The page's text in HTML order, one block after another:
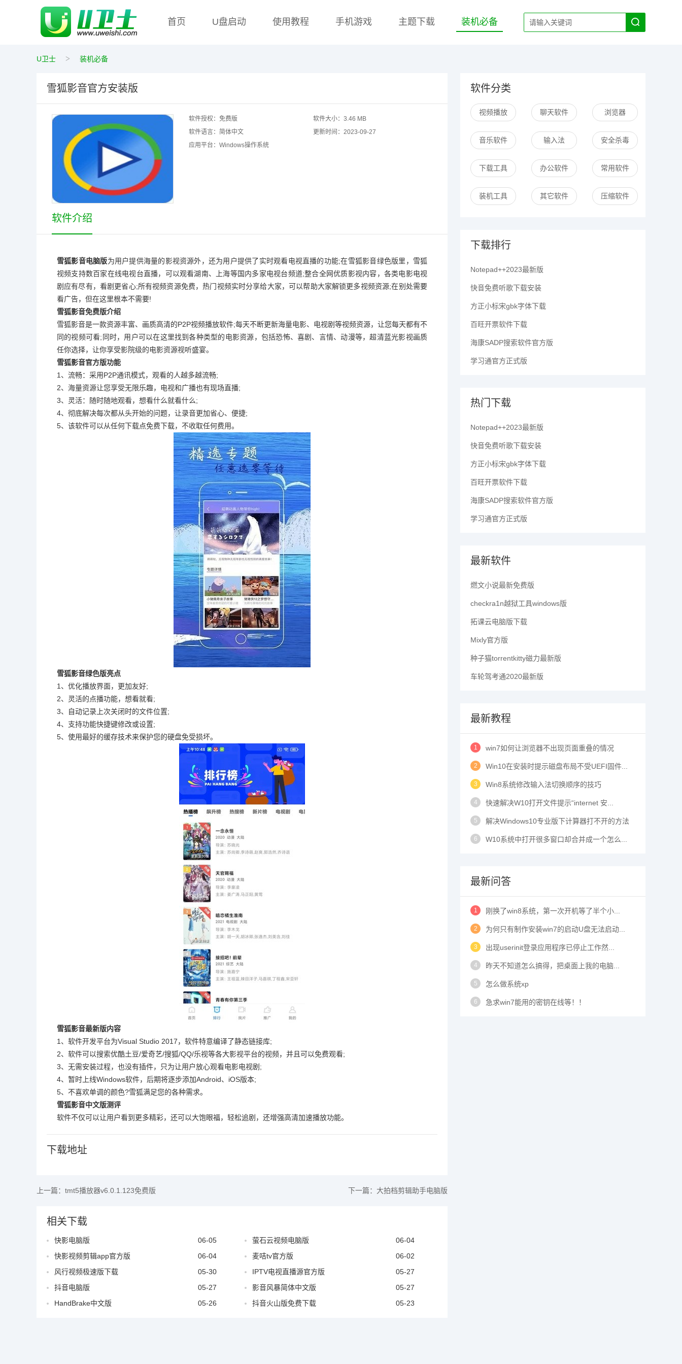
首页 U盘启动 使用教程 手机游戏 主题下载 装机必备
U卫士 > 装机必备
雪狐影音官方安装版
软件授权： 免费版 软件大小： 3.46 MB
软件语言： 简体中文 更新时间： 2023-09-27
应用平台： Windows操作系统
软件介绍
雪狐影音电脑版为用户提供海量的影视资源外，还为用户提供了实时观看电视直播的功能;在雪狐影音绿色版里，雪狐
视频支持数百家在线电视台直播，可以观看湖南、上海等国内多家电视台频道;整合全网优质影视内容，各类电影电视
剧应有尽有，看剧更省心;所有视频资源免费，热门视频实时分享给大家，可以帮助大家解锁更多视频资源;在别处需要
看广告，但在这里根本不需要!
雪狐影音免费版介绍
雪狐影音是一款资源丰富、画质高清的P2P视频播放软件;每天不断更新海量电影、电视剧等视频资源，让您每天都有不
同的视频可看;同时，用户可以在这里找到各种类型的电影资源，包括恐怖、喜剧、言情、动漫等，超清蓝光影视画质
任你选择，让你享受影院级的电影资源视听盛宴。
雪狐影音官方版功能
1、流畅：采用P2P通讯模式，观看的人越多越流畅;
2、海量资源让您享受无限乐趣，电视和广播也有现场直播;
3、灵活：随时随地观看，想看什么就看什么;
4、彻底解决每次都从头开始的问题，让录音更加省心、便捷;
5、该软件可以从任何下载点免费下载，不收取任何费用。
雪狐影音绿色版亮点
1、优化播放界面，更加友好;
2、灵活的点播功能，想看就看;
3、自动记录上次关闭时的文件位置;
4、支持功能快捷键修改或设置;
5、使用最好的缓存技术来保护您的硬盘免受损坏。
雪狐影音最新版内容
1、软件开发平台为Visual Studio 2017，软件特意编译了静态链接库;
2、软件可以搜索优酷土豆/爱奇艺/搜狐/QQ/乐视等各大影视平台的视频，并且可以免费观看;
3、无需安装过程，也没有插件，只为让用户放心观看电影电视剧;
4、暂时上线Windows软件，后期将逐步添加Android、iOS版本;
5、不喜欢单调的颜色?雪狐满足您的各种需求。
雪狐影音中文版测评
软件不仅可以让用户看到更多精彩，还可以大饱眼福，轻松追剧，还增强高清加速播放功能。
下载地址
上一篇： tmt5播放器v6.0.1.123免费版 下一篇： 大拍档剪辑助手电脑版
相关下载
快影电脑版 06-05 萤石云视频电脑版
06-04
快影视频剪辑app官方版
06-04 麦咭tv官方版
06-02
风行视频极速版下载
05-30 IPTV电视直播源官方版
05-27
抖音电脑版
05-27 影音风暴简体中文版
05-27
HandBrake中文版
05-26 抖音火山版免费下载 05-23
软件分类
视频播放 聊天软件 浏览器
音乐软件 输入法 安全杀毒
下载工具 办公软件 常用软件
装机工具 其它软件 压缩软件
下载排行
Notepad++2023最新版
快音免费听歌下载安装
方正小标宋gbk字体下载
百旺开票软件下载
海康SADP搜索软件官方版
学习通官方正式版
热门下载
Notepad++2023最新版
快音免费听歌下载安装
方正小标宋gbk字体下载
百旺开票软件下载
海康SADP搜索软件官方版
学习通官方正式版
最新软件
燃文小说最新免费版
checkra1n越狱工具windows版
拓课云电脑版下载
Mixly官方版
种子猫torrentkitty磁力最新版
车轮驾考通2020最新版
最新教程
1 win7如何让浏览器不出现页面重叠的情况
2 Win10在安装时提示磁盘布局不受UEFI固件...
3 Win8系统修改输入法切换顺序的技巧
4 快速解决W10打开文件提示“internet 安...
5 解决Windows10专业版下计算器打不开的方法
6 W10系统中打开很多窗口却合并成一个怎么...
最新问答
1 刚换了win8系统，第一次开机等了半个小...
2 为何只有制作安装win7的启动U盘无法启动...
3 出现userinit登录应用程序已停止工作然...
4 昨天不知道怎么搞得，把桌面上我的电脑...
5 怎么做系统xp
6 急求win7能用的密钥在线等！！